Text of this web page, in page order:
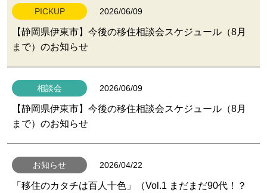
PICKUP 2026/06/09
【静岡県伊東市】今後の移住相談会スケジュール（8月
まで）のお知らせ
相談会 2026/06/09
【静岡県伊東市】今後の移住相談会スケジュール（8月
まで）のお知らせ
お知らせ 2026/04/22
「移住のカタチは百人十色」（Vol.1 まだまだ90代！？